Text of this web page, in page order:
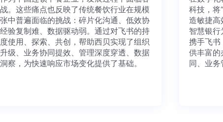
挑战。这些痛点也反映了传统餐饮行业在规模
扩张中普遍面临的挑战：碎片化沟通、低效协
、经验复制难、数据驱动弱。通过对飞书的持
深度使用、探索、共创，帮助西贝实现了组织
率升级、业务协同提效、管理深度穿透、数据
时洞察，为快速响应市场变化提供了基础。
科技
造敏
智慧
携手
供丰
同、